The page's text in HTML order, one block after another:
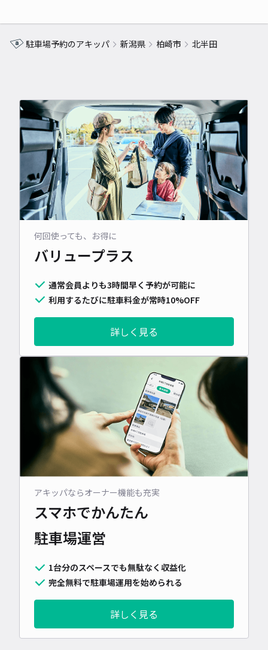
駐車場予約のアキッパ 新潟県 柏崎市 北半田
何回使っても、お得に
バリュープラス
通常会員よりも3時間早く予約が可能に
利用するたびに駐車料金が常時10%OFF
詳しく見る
アキッパならオーナー機能も充実
スマホでかんたん
駐車場運営
1台分のスペースでも無駄なく収益化
完全無料で駐車場運用を始められる
詳しく見る